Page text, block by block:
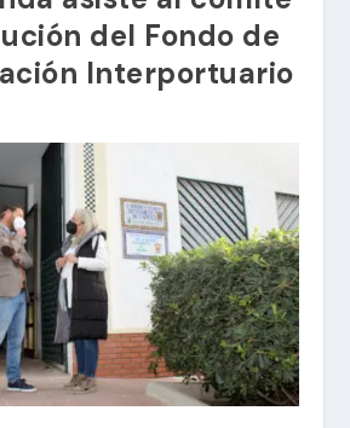
del Fondo de
Interportuario